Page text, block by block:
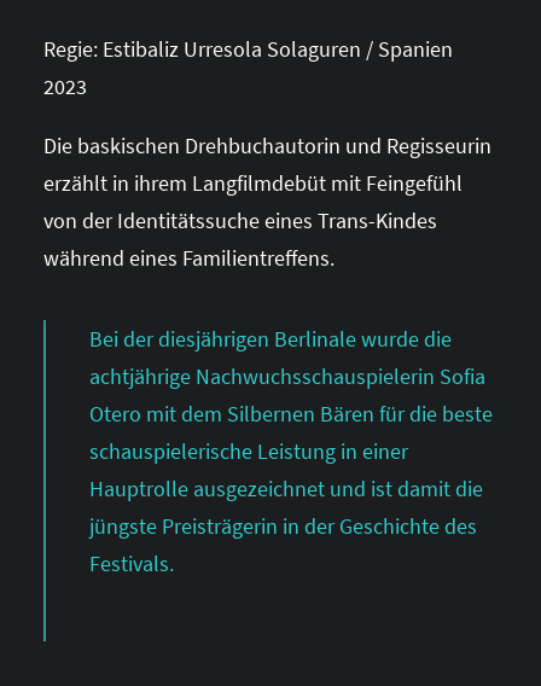
Regie: Estibaliz Urresola Solaguren / Spanien
2023
Die baskischen Drehbuchautorin und Regisseurin
erzählt in ihrem Langfilmdebüt mit Feingefühl
von der Identitätssuche eines Trans-Kindes
während eines Familientreffens.
Bei der diesjährigen Berlinale wurde die
achtjährige Nachwuchsschauspielerin Sofia
Otero mit dem Silbernen Bären für die beste
schauspielerische Leistung in einer
Hauptrolle ausgezeichnet und ist damit die
jüngste Preisträgerin in der Geschichte des
Festivals.